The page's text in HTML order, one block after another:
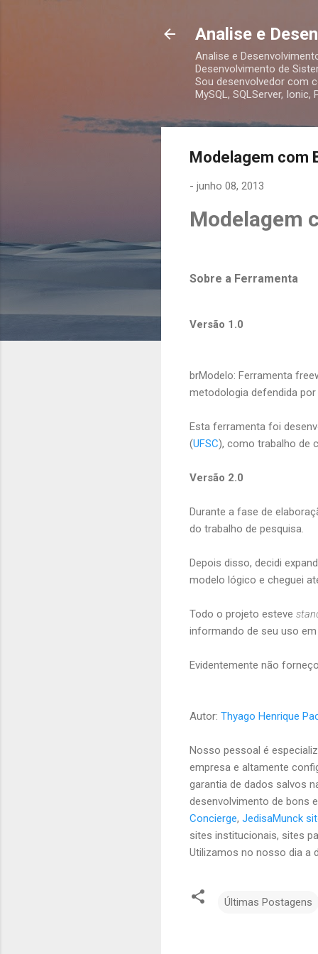
Analise e
Analise e
Desenvolvimento de
Sou desenvolvedor com
MySQL, SQLServer, Ionic,
Modelagem com
- junho 08, 2013
Modelagem
Sobre a Ferramenta
Versão 1.0
brModelo: Ferramenta
metodologia defendida por
Esta ferramenta foi
(UFSC), como trabalho de
Versão 2.0
Durante a fase de
do trabalho de pesquisa.
Depois disso, decidi
modelo lógico e cheguei
Todo o projeto esteve
informando de seu uso
Evidentemente não
Autor: Thyago Henrique
Nosso pessoal é
empresa e altamente
garantia de dados salvos
desenvolvimento de bons
Concierge, JedisaMunck
sites institucionais, sites
Utilizamos no nosso dia a
Últimas Postagens